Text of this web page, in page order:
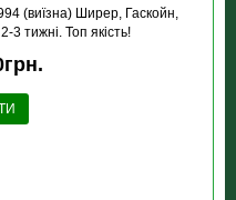
(виїзна) Ширер, Гаскойн,
3 тижні. Топ якість!